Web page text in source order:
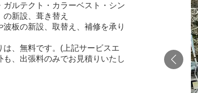
ガルテクト・カラーベスト・シン
の新設、葺き替え
板の新設、取替え、補修を承り
は、無料です。(上記サービスエ
も、出張料のみでお見積りいたし